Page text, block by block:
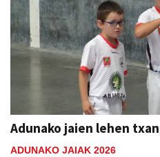
Adunako jaien lehen
ADUNAKO JAIAK 2026